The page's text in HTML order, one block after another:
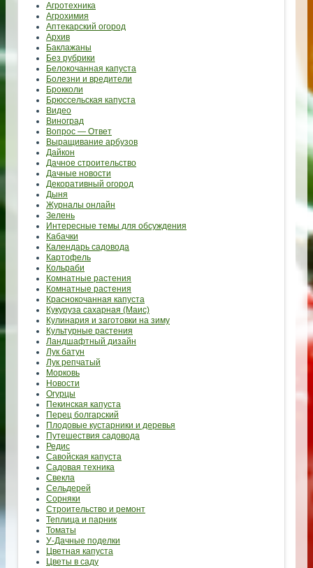
Агротехника
Агрохимия
Аптекарский огород
Архив
Баклажаны
Без рубрики
Белокочанная капуста
Болезни и вредители
Брокколи
Брюссельская капуста
Видео
Виноград
Вопрос — Ответ
Выращивание арбузов
Дайкон
Дачное строительство
Дачные новости
Декоративный огород
Дыня
Журналы онлайн
Зелень
Интересные темы для обсуждения
Кабачки
Календарь садовода
Картофель
Кольраби
Комнатные растения
Комнатные растения
Краснокочанная капуста
Кукуруза сахарная (Маис)
Кулинария и заготовки на зиму
Культурные растения
Ландшафтный дизайн
Лук батун
Лук репчатый
Морковь
Новости
Огурцы
Пекинская капуста
Перец болгарский
Плодовые кустарники и деревья
Путешествия садовода
Редис
Савойская капуста
Садовая техника
Свекла
Сельдерей
Сорняки
Строительство и ремонт
Теплица и парник
Томаты
У-Дачные поделки
Цветная капуста
Цветы в саду